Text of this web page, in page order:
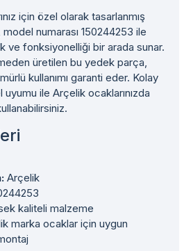
için özel olarak tasarlanmış
numarası 150244253 ile
ve fonksiyonelliği bir arada sunar.
üretilen bu yedek parça,
kullanımı garanti eder. Kolay
ile Arçelik ocaklarınızda
Arçelik
kaliteli malzeme
marka ocaklar için uygun